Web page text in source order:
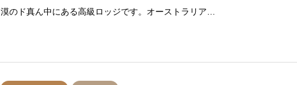
漠のド真ん中にある高級ロッジです。オーストラリア…